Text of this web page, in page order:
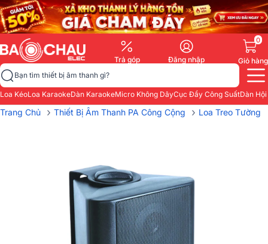
Trả góp Đăng nhập
0
Giỏ hàng
Bạn tìm thiết bị âm thanh gì?
Loa KéoLoa KaraokeDàn KaraokeMicro Không DâyCục Đẩy Công SuấtDàn
Trang Chủ › Thiết Bị Âm Thanh PA Công Cộng › Loa Treo Tường